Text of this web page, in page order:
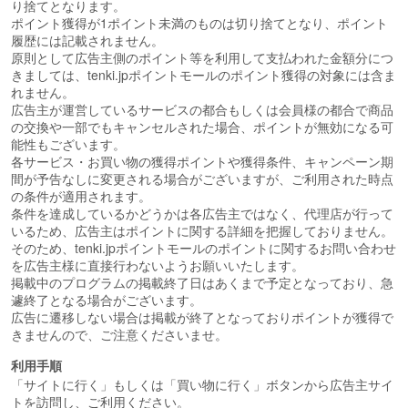
り捨てとなります。
ポイント獲得が1ポイント未満のものは切り捨てとなり、ポイント
履歴には記載されません。
原則として広告主側のポイント等を利用して支払われた金額分につ
きましては、tenki.jpポイントモールのポイント獲得の対象には含ま
れません。
広告主が運営しているサービスの都合もしくは会員様の都合で商品
の交換や一部でもキャンセルされた場合、ポイントが無効になる可
能性もございます。
各サービス・お買い物の獲得ポイントや獲得条件、キャンペーン期
間が予告なしに変更される場合がございますが、ご利用された時点
の条件が適用されます。
条件を達成しているかどうかは各広告主ではなく、代理店が行って
いるため、広告主はポイントに関する詳細を把握しておりません。
そのため、tenki.jpポイントモールのポイントに関するお問い合わせ
を広告主様に直接行わないようお願いいたします。
掲載中のプログラムの掲載終了日はあくまで予定となっており、急
遽終了となる場合がございます。
広告に遷移しない場合は掲載が終了となっておりポイントが獲得で
きませんので、ご注意くださいませ。
利用手順
「サイトに行く」もしくは「買い物に行く」ボタンから広告主サイ
トを訪問し、ご利用ください。